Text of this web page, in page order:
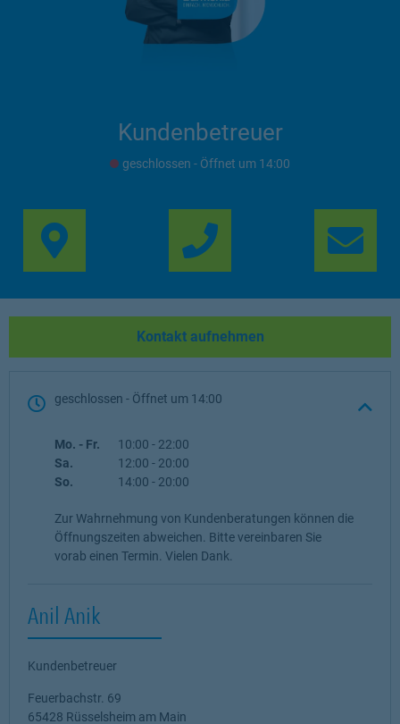
Kundenbetreuer
geschlossen - Öffnet um 14:00
Link Opens in New
Kontakt aufnehmen
geschlossen - Öffnet um 14:00
Wochentag Öffnungszeiten
Mo. - Fr. 10:00 - 22:00
Sa.
12:00 - 20:00
So.
14:00 - 20:00
Zur Wahrnehmung von Kundenberatungen können die
Öffnungszeiten abweichen. Bitte vereinbaren Sie
vorab einen Termin. Vielen Dank.
Anil Anik
Kundenbetreuer
Feuerbachstr. 69
65428 Rüsselsheim am Main